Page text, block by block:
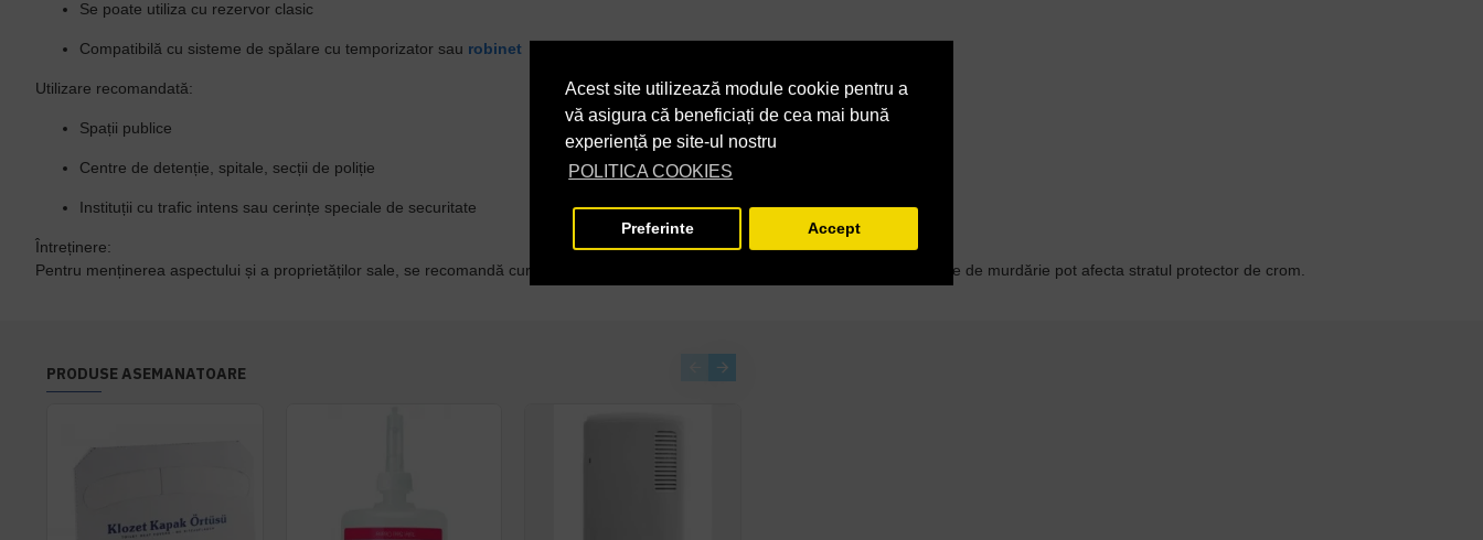
Acest site utilizează module cookie pentru a
vă asigura că beneficiați de cea mai bună
experiență pe site-ul nostru
POLITICA COOKIES
Preferinte Accept
Se poate utiliza cu rezervor clasic
Compatibilă cu sisteme de spălare cu temporizator sau robinet
Utilizare recomandată:
Spații publice
Centre de detenție, spitale, secții de poliție
Instituții cu trafic intens sau cerințe speciale de securitate
Întreținere:
Pentru menținerea aspectului și a proprietăților sale, se recomandă curățarea lunară cu produse specializate pentru inox. Depunerile de murdărie pot afecta stratul protector de crom.
PRODUSE ASEMANATOARE